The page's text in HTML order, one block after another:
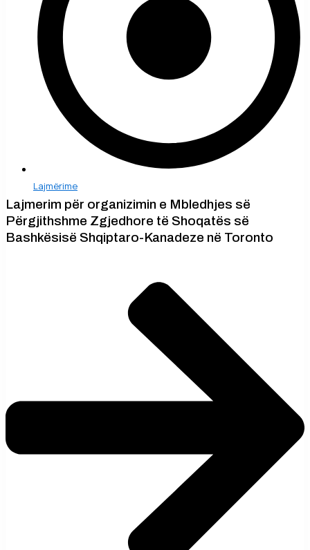
Lajmërime
Lajmerim për organizimin e Mbledhjes së
Përgjithshme Zgjedhore të Shoqatës së
Bashkësisë Shqiptaro-Kanadeze në Toronto